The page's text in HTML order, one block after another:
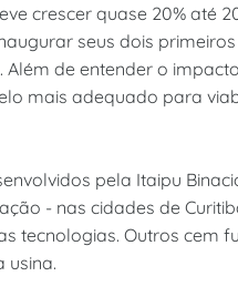
crescer quase 20% até
seus dois
de entender o
mais adequado para
pela Itaipu
- nas cidades de
tecnologias. Outros cem
usina.